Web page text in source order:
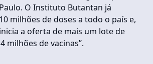
O Instituto Butantan já
milhões de doses a todo o país e,
a oferta de mais um lote de
milhões de vacinas”.